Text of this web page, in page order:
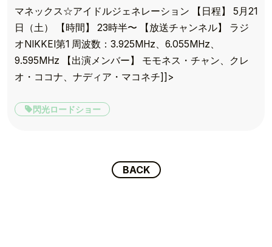
マネックス☆アイドルジェネレーション 【日程】 5月21
日（土） 【時間】 23時半〜 【放送チャンネル】 ラジ
オNIKKEI第1 周波数：3.925MHz、6.055MHz、
9.595MHz 【出演メンバー】 モモネス・チャン、クレ
オ・ココナ、ナディア・マコネチ]]>
閃光ロードショー
BACK